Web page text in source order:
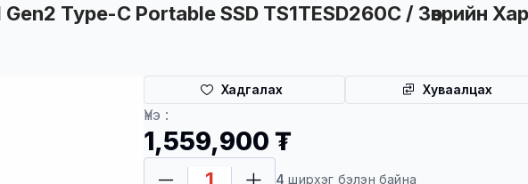
Type-C Portable SSD TS1TESD260C / Зөөврийн
Хадгалах Хуваалцах
Үнэ :
1,559,900 ₮
4 ширхэг бэлэн байна